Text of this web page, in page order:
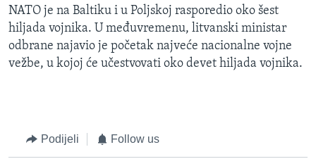
NATO je na Baltiku i u Poljskoj rasporedio oko šest
hiljada vojnika. U međuvremenu, litvanski ministar
odbrane najavio je početak najveće nacionalne vojne
vežbe, u kojoj će učestvovati oko devet hiljada vojnika.
Podijeli Follow us